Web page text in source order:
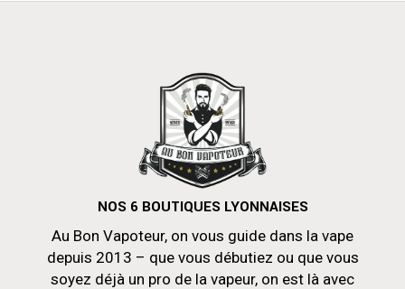
NOS 6 BOUTIQUES LYONNAISES
Au Bon Vapoteur, on vous guide dans la vape
depuis 2013 – que vous débutiez ou que vous
soyez déjà un pro de la vapeur, on est là avec